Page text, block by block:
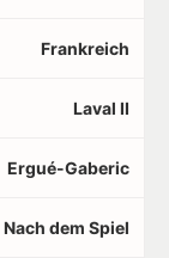
Frankreich
Laval II
Ergué-Gaberic
Nach dem Spiel